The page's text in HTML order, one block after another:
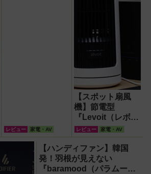
レビュー 家電・AV
【スポット扇風
機】節電型
『Levoit（レボイ
ト）ミニタワーフ
ァン』なら快適・
安全・静音・コン
パクトで移動も簡
単！【猛暑・酷暑
レビュー 家電・AV
【ハンディファン】韓国
発！羽根が見えない
『baramood（パラムー